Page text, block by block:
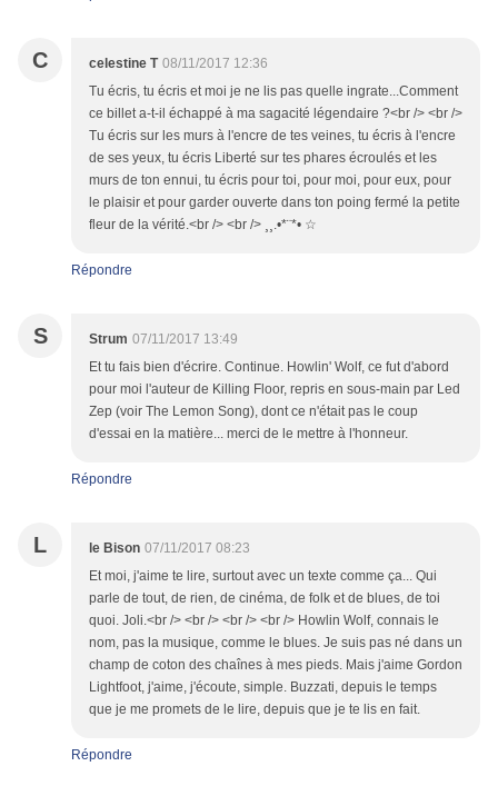
C celestine T 08/11/2017 12:36
Tu écris, tu écris et moi je ne lis pas quelle ingrate...Comment
ce billet a-t-il échappé à ma sagacité légendaire ?<br /> <br />
Tu écris sur les murs à l'encre de tes veines, tu écris à l'encre
de ses yeux, tu écris Liberté sur tes phares écroulés et les
murs de ton ennui, tu écris pour toi, pour moi, pour eux, pour
le plaisir et pour garder ouverte dans ton poing fermé la petite
fleur de la vérité.<br /> <br /> ¸¸.•*¨*• ☆
Répondre
S Strum 07/11/2017 13:49
Et tu fais bien d'écrire. Continue. Howlin' Wolf, ce fut d'abord
pour moi l'auteur de Killing Floor, repris en sous-main par Led
Zep (voir The Lemon Song), dont ce n'était pas le coup
d'essai en la matière... merci de le mettre à l'honneur.
Répondre
L le Bison 07/11/2017 08:23
Et moi, j'aime te lire, surtout avec un texte comme ça... Qui
parle de tout, de rien, de cinéma, de folk et de blues, de toi
quoi. Joli.<br /> <br /> <br /> <br /> Howlin Wolf, connais le
nom, pas la musique, comme le blues. Je suis pas né dans un
champ de coton des chaînes à mes pieds. Mais j'aime Gordon
Lightfoot, j'aime, j'écoute, simple. Buzzati, depuis le temps
que je me promets de le lire, depuis que je te lis en fait.
Répondre